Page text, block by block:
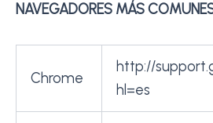
NAVEGADORES MÁS
Chrome
http://
hl=es